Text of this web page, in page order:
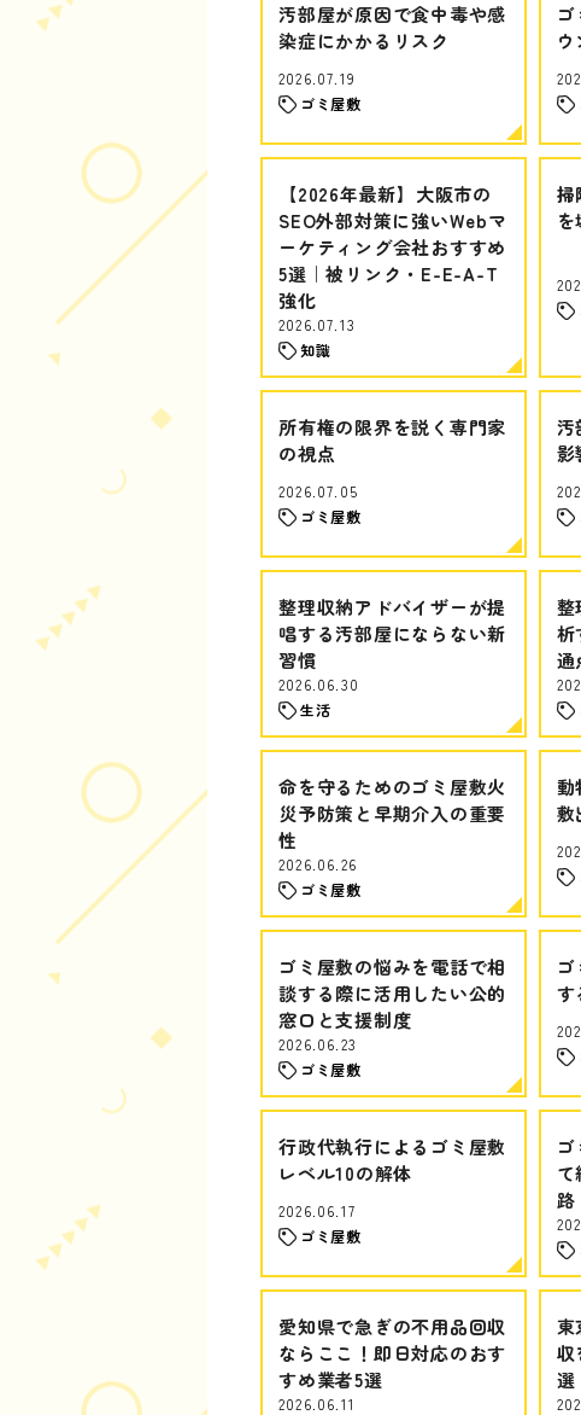
汚部屋が原因で食中毒や感
染症にかかるリスク
2026.07.19
ゴミ屋敷
【2026年最新】大阪市の
SEO外部対策に強いWebマ
ーケティング会社おすすめ
5選｜被リンク・E-E-A-T
強化
2026.07.13
知識
掃
所有権の限界を説く専門家
の視点
2026.07.05
ゴミ屋敷
汚
影
整理収納アドバイザーが提
唱する汚部屋にならない新
習慣
2026.06.30
生活
整
析
通
命を守るためのゴミ屋敷火
災予防策と早期介入の重要
性
2026.06.26
ゴミ屋敷
動
敷
ゴミ屋敷の悩みを電話で相
談する際に活用したい公的
窓口と支援制度
2026.06.23
ゴミ屋敷
す
行政代執行によるゴミ屋敷
レベル10の解体
2026.06.17
ゴミ屋敷
路
愛知県で急ぎの不用品回収
ならここ！即日対応のおす
すめ業者5選
2026.06.11
東
収
選